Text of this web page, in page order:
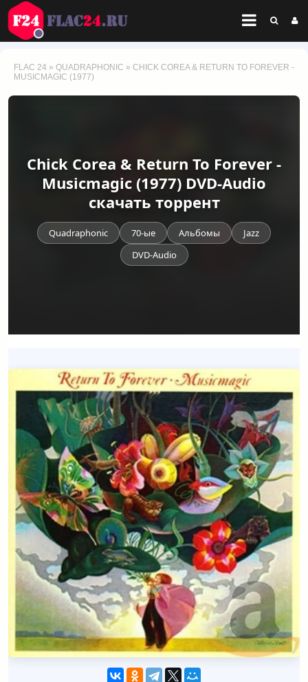
FLAC 24 » QUADRAPHONIC » CHICK COREA & RETURN TO FOREVER -
MUSICMAGIC (1977)
Chick Corea & Return To Forever -
Musicmagic (1977) DVD-Audio
скачать торрент
Quadraphonic 70-ые Альбомы
Jazz
DVD-Audio